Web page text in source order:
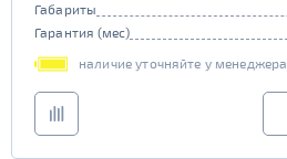
Габариты
Гарантия (мес)
наличие уточняйте у менеджера